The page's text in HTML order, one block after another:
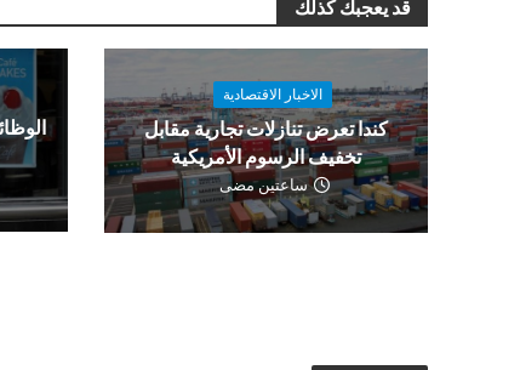
قد يعجبك كذلك
الاخبار الاقتصادية
كندا تعرض تنازلات تجارية مقابل
تخفيف الرسوم الأمريكية
ساعتين مضى